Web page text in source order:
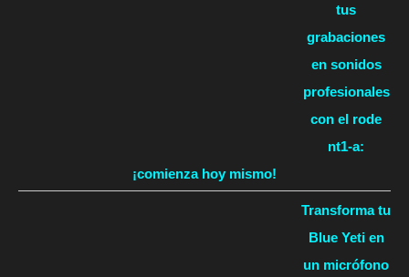
tus
grabaciones
en sonidos
profesionales
con el rode
nt1-a:
¡comienza hoy mismo!
Transforma tu
Blue Yeti en
un micrófono